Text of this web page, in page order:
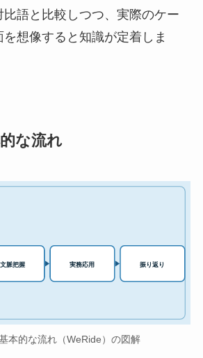
比語と比較しつつ、実際のケー
想像すると知識が定着しま
な流れ
文脈把握 実務応用 振り返り
本的な流れ（WeRide）の図解